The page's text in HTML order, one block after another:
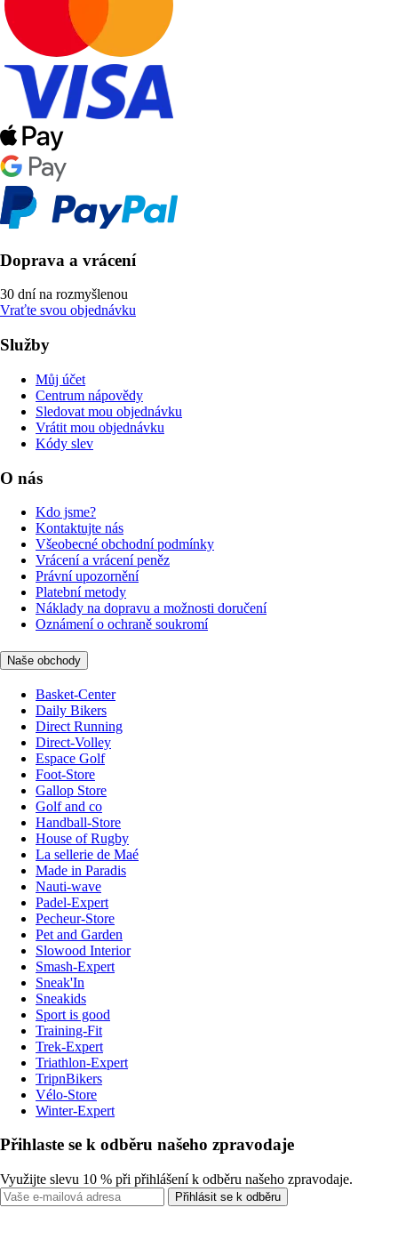
Doprava a vrácení
30 dní na rozmyšlenou
Vraťte svou objednávku
Služby
Můj účet
Centrum nápovědy
Sledovat mou objednávku
Vrátit mou objednávku
Kódy slev
O nás
Kdo jsme?
Kontaktujte nás
Všeobecné obchodní podmínky
Vrácení a vrácení peněz
Právní upozornění
Platební metody
Náklady na dopravu a možnosti doručení
Oznámení o ochraně soukromí
Naše obchody
Basket-Center
Daily Bikers
Direct Running
Direct-Volley
Espace Golf
Foot-Store
Gallop Store
Golf and co
Handball-Store
House of Rugby
La sellerie de Maé
Made in Paradis
Nauti-wave
Padel-Expert
Pecheur-Store
Pet and Garden
Slowood Interior
Smash-Expert
Sneak'In
Sneakids
Sport is good
Training-Fit
Trek-Expert
Triathlon-Expert
TripnBikers
Vélo-Store
Winter-Expert
Přihlaste se k odběru našeho zpravodaje
Využijte slevu 10 % při přihlášení k odběru našeho zpravodaje.
Přihlásit se k odběru